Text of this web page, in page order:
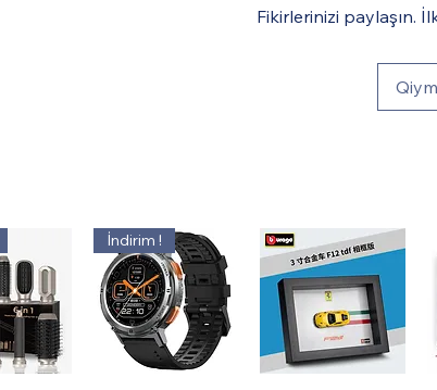
Fikirlerinizi paylaşın.
İndirim !